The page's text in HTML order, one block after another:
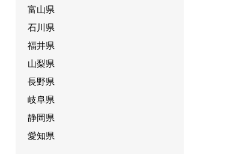
富山県
石川県
福井県
山梨県
長野県
岐阜県
静岡県
愛知県